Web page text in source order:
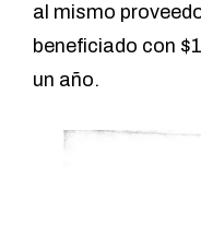
al mismo
beneficiado con
un año.